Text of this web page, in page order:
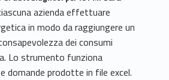
azienda effettuare
in modo da raggiungere un
dei consumi
Lo strumento funziona
domande prodotte in file excel.